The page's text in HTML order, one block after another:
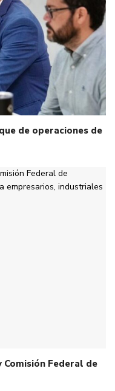
de operaciones de
Comisión Federal de